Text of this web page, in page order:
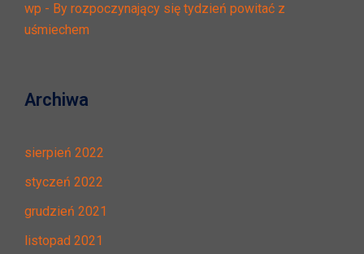
wp - By rozpoczynający się tydzień powitać z
uśmiechem
Archiwa
sierpień 2022
styczeń 2022
grudzień 2021
listopad 2021